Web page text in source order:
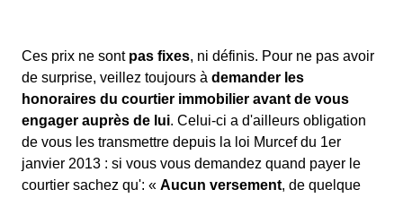
Ces prix ne sont pas fixes, ni définis. Pour ne pas avoir
de surprise, veillez toujours à demander les
honoraires du courtier immobilier avant de vous
engager auprès de lui. Celui-ci a d'ailleurs obligation
de vous les transmettre depuis la loi Murcef du 1er
janvier 2013 : si vous vous demandez quand payer le
courtier sachez qu': « Aucun versement, de quelque